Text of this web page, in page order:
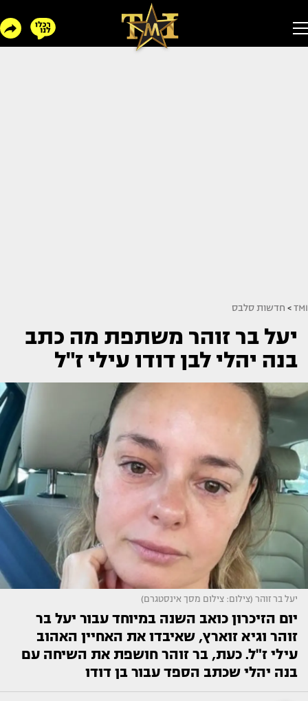
TMI
> חדשות סלבס
יעל בר זוהר משתפת מה כתב
בנה יהלי לבן דודו עילי ז"ל
יעל בר זוהר (צילום: צילום מסך אינסטגרם)
יום הזיכרון כואב השנה במיוחד עבור יעל בר
זוהר וגיא זוארץ, שאיבדו את האחיין האהוב
עילי ז"ל. כעת, בר זוהר חושפת את השיחה עם
בנה יהלי שכתב הספד עבור בן דודו